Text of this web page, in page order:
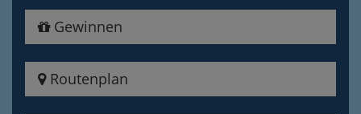
Gewinnen
Routenplan